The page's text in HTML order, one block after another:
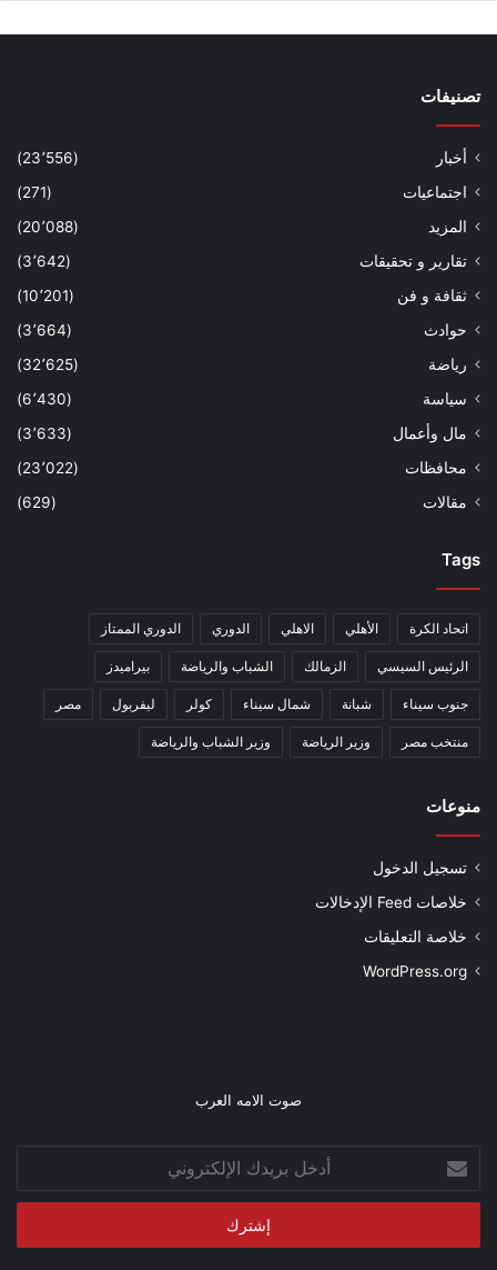
تصنيفات
أخبار
(23٬556)
اجتماعيات
(271)
المزيد
(20٬088)
تقارير و تحقيقات
(3٬642)
ثقافة و فن
(10٬201)
حوادث
(3٬664)
رياضة
(32٬625)
سياسة
(6٬430)
مال وأعمال
(3٬633)
محافظات
(23٬022)
مقالات
(629)
Tags
اتحاد الكرة الأهلي الاهلي الدوري الدوري الممتاز
الرئيس السيسي الزمالك الشباب والرياضة بيراميدز
جنوب سيناء شبانة شمال سيناء كولر ليفربول مصر
منتخب مصر وزير الرياضة وزير الشباب والرياضة
منوعات
تسجيل الدخول
خلاصات Feed الإدخالات
خلاصة التعليقات
WordPress.org
صوت الامه العرب
بريدك
الإلكتروني